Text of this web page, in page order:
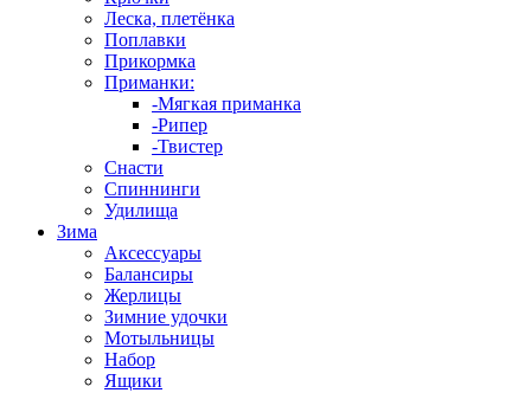
Леска, плетёнка
Поплавки
Прикормка
Приманки:
-Мягкая приманка
-Рипер
-Твистер
Снасти
Спиннинги
Удилища
Зима
Аксессуары
Балансиры
Жерлицы
Зимние удочки
Мотыльницы
Набор
Ящики